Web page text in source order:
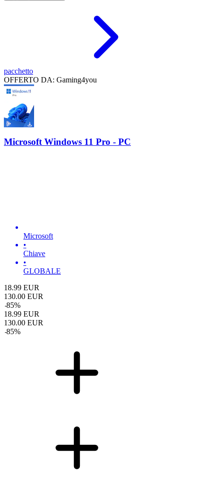
pacchetto
OFFERTO DA: Gaming4you
Microsoft Windows 11 Pro - PC
Microsoft
•
Chiave
•
GLOBALE
18.99 EUR
130.00 EUR
-85%
18.99 EUR
130.00 EUR
-85%